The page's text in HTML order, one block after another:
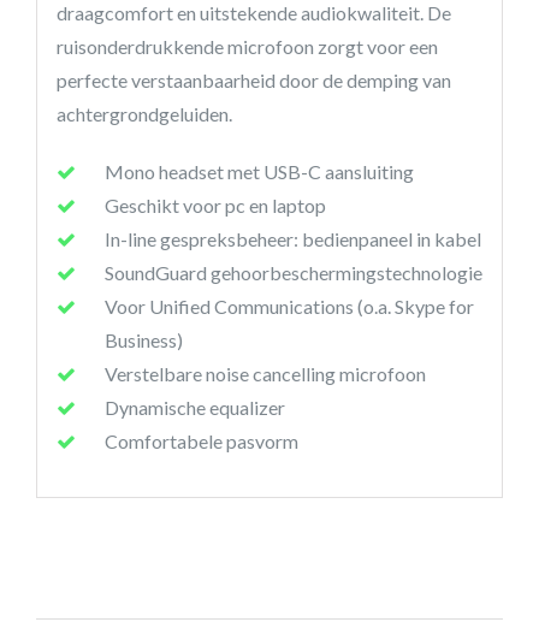
draagcomfort en uitstekende audiokwaliteit. De
ruisonderdrukkende microfoon zorgt voor een
perfecte verstaanbaarheid door de demping van
achtergrondgeluiden.
Mono headset met USB-C aansluiting
Geschikt voor pc en laptop
In-line gespreksbeheer: bedienpaneel in kabel
SoundGuard gehoorbeschermingstechnologie
Voor Unified Communications (o.a. Skype for
Business)
Verstelbare noise cancelling microfoon
Dynamische equalizer
Comfortabele pasvorm